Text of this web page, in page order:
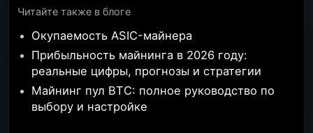
Читайте также в блоге
Окупаемость ASIC-майнера
Прибыльность майнинга в 2026 году:
реальные цифры, прогнозы и стратегии
Майнинг пул BTC: полное руководство по
выбору и настройке